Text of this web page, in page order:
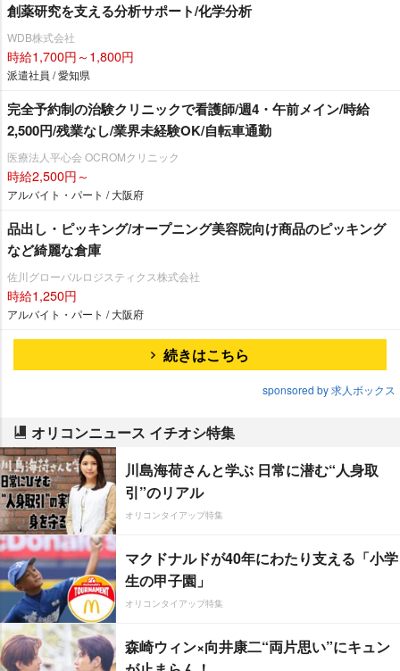
創薬研究を支える分析サポート/化学分析
WDB株式会社
時給1,700円～1,800円
派遣社員 / 愛知県
完全予約制の治験クリニックで看護師/週4・午前メイン/時給
2,500円/残業なし/業界未経験OK/自転車通勤
医療法人平心会 OCROMクリニック
時給2,500円～
アルバイト・パート / 大阪府
品出し・ピッキング/オープニング美容院向け商品のピッキング
など綺麗な倉庫
佐川グローバルロジスティクス株式会社
時給1,250円
アルバイト・パート / 大阪府
続きはこちら
sponsored by 求人ボックス
オリコンニュース イチオシ特集
川島海荷さんと学ぶ 日常に潜む“人身取
引”のリアル
オリコンタイアップ特集
マクドナルドが40年にわたり支える「小学
生の甲子園」
オリコンタイアップ特集
森崎ウィン×向井康二“両片思い”にキュン